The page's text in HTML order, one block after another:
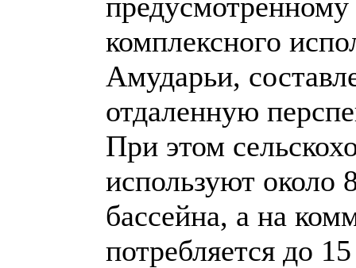
комплексного
Амударьи,
отдаленную
При этом
используют около
бассейна, а на
потребляется до